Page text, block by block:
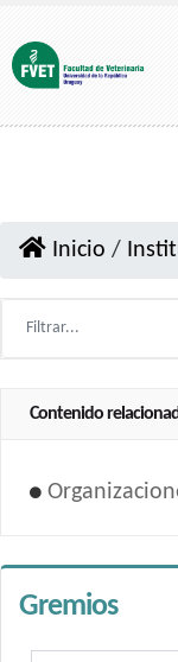
Inicio /
Contenido
Gremios